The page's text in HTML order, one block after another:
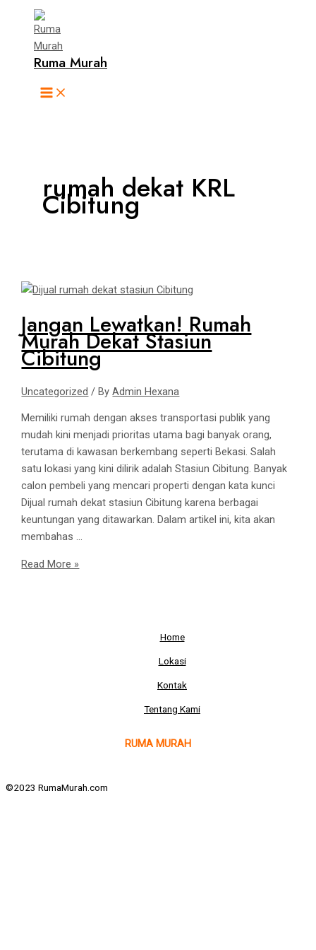
content
Ruma Murah
Menu
rumah dekat KRL
Cibitung
Jangan Lewatkan! Rumah
Murah Dekat Stasiun
Cibitung
Uncategorized / ByAdmin Hexana
Memiliki rumah dengan akses transportasi publik yang
mudah kini menjadi prioritas utama bagi banyak orang,
terutama di kawasan berkembang seperti Bekasi. Salah
satu lokasi yang kini dilirik adalah Stasiun Cibitung. Banyak
calon pembeli yang mencari properti dengan kata kunci
Dijual rumah dekat stasiun Cibitung karena berbagai
keuntungan yang ditawarkan. Dalam artikel ini, kita akan
membahas …
Jangan
Lewatkan!
Rumah
Murah
Stasiun
Read More »
Home
Lokasi
Kontak
Tentang Kami
RUMA MURAH
©2023 RumaMurah.com